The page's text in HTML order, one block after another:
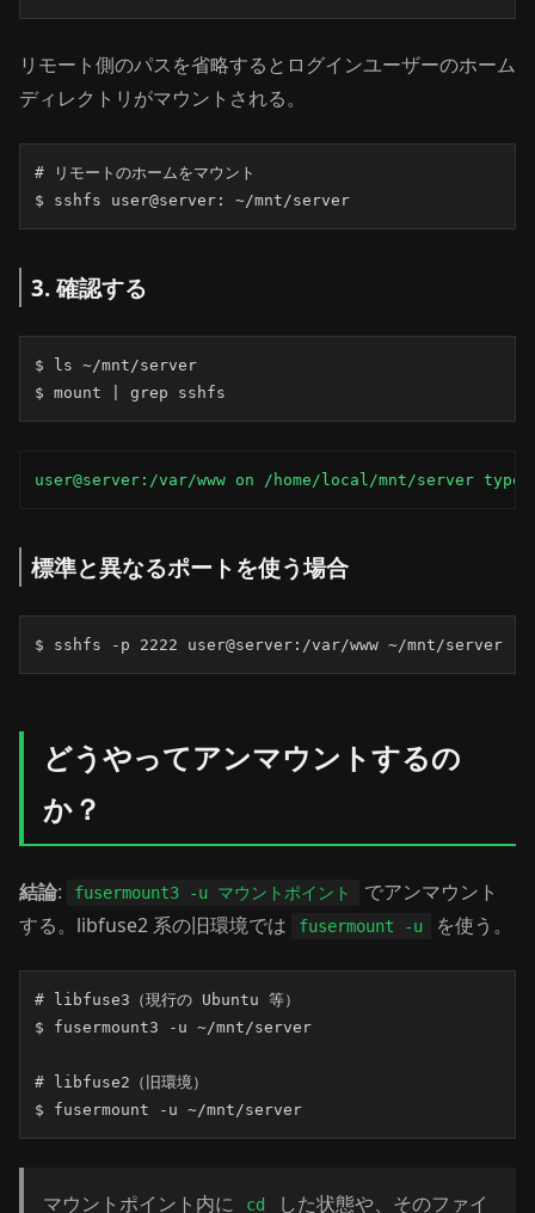
リモート側のパスを省略するとログインユーザーのホーム
ディレクトリがマウントされる。
# リモートのホームをマウント
$ sshfs user@server: ~/mnt/server
3. 確認する
$ ls ~/mnt/server
$ mount | grep sshfs
user@server:/var/www on /home/local/mnt/server
標準と異なるポートを使う場合
$ sshfs -p 2222 user@server:/var/www ~/mnt/server
どうやってアンマウントするの
か？
結論: fusermount3 -u マウントポイント
でアンマウント
する。libfuse2 系の旧環境では
fusermount -u を使う。
# libfuse3（現行の Ubuntu 等）
$ fusermount3 -u ~/mnt/server
# libfuse2（旧環境）
$ fusermount -u ~/mnt/server
マウントポイント内に cd した状態や、そのファイ